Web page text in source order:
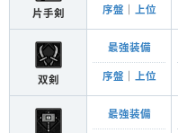
片手剣 序盤 上位
双剣
最強装備
序盤 上位
最強装備